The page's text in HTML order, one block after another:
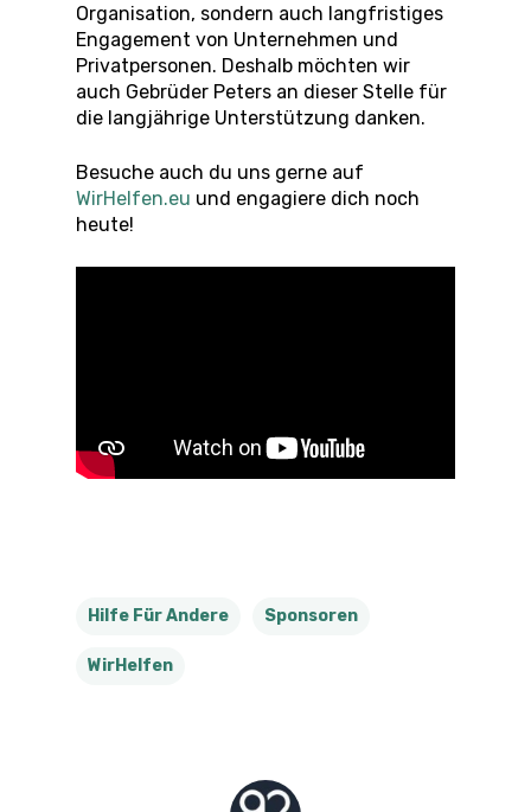
Organisation, sondern auch langfristiges
Engagement von Unternehmen und
Privatpersonen. Deshalb möchten wir
auch Gebrüder Peters an dieser Stelle für
die langjährige Unterstützung danken.
Besuche auch du uns gerne auf
WirHelfen.eu und engagiere dich noch
heute!
Hilfe Für Andere Sponsoren
WirHelfen